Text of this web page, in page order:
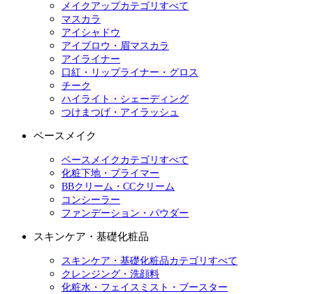
メイクアップカテゴリすべて
マスカラ
アイシャドウ
アイブロウ・眉マスカラ
アイライナー
口紅・リップライナー・グロス
チーク
ハイライト・シェーディング
つけまつげ・アイラッシュ
ベースメイク
ベースメイクカテゴリすべて
化粧下地・プライマー
BBクリーム・CCクリーム
コンシーラー
ファンデーション・パウダー
スキンケア・基礎化粧品
スキンケア・基礎化粧品カテゴリすべて
クレンジング・洗顔料
化粧水・フェイスミスト・ブースター